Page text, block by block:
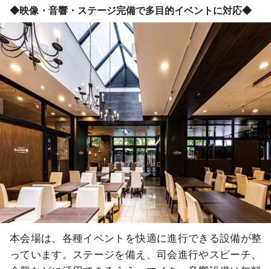
◆映像・音響・ステージ完備で多目的イベントに対応◆
本会場は、各種イベントを快適に進行できる設備が整
っています。ステージを備え、司会進行やスピーチ、